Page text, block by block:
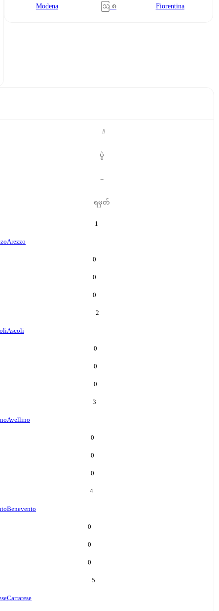
Modena ဩ ၈ Fiorentina
#
ပွဲ
=
ရမှတ်
1
Arezzo
0
0
0
2
Ascoli
0
0
0
3
Avellino
0
0
0
4
Benevento
0
0
0
5
Carrarese